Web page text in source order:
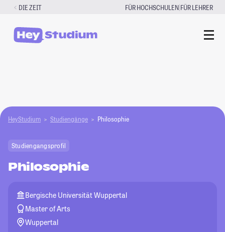
Zum
springen
DIE ZEIT FÜR HOCHSCHULEN|FÜR LEHRER
HeyStudium Studiengänge Philosophie
Studiengangsprofil
Philosophie
Bergische Universität Wuppertal
Master of Arts
Wuppertal